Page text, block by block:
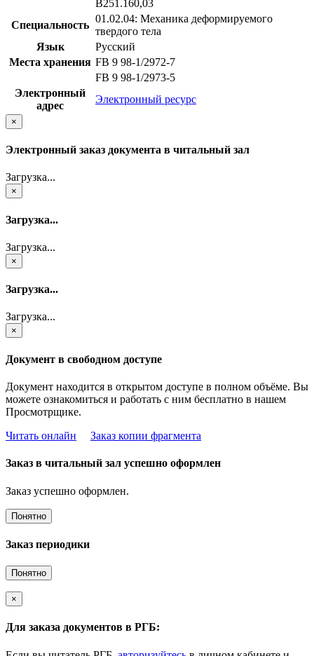
В251.160,03
Специальность
01.02.04: Механика деформируемого
твердого тела
Язык
Русский
Места хранения FB 9 98-1/2972-7
FB 9 98-1/2973-5
Электронный
адрес
Электронный ресурс
×
Электронный заказ документа в читальный зал
Загрузка...
×
Загрузка...
Загрузка...
×
Загрузка...
Загрузка...
×
Документ в свободном доступе
Документ находится в открытом доступе в полном объёме. Вы
можете ознакомиться и работать с ним бесплатно в нашем
Просмотрщике.
Читать онлайн
Заказ копии фрагмента
Заказ в читальный зал успешно оформлен
Заказ успешно оформлен.
Понятно
Заказ периодики
Понятно
×
Для заказа документов в РГБ: